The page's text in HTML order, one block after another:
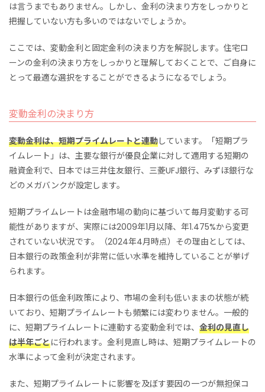
は言うまでもありません。しかし、金利の決まり方をしっかりと
把握していない方も多いのではないでしょうか。
ここでは、変動金利と固定金利の決まり方を解説します。住宅ロ
ーンの金利の決まり方をしっかりと理解しておくことで、ご自身に
とって最適な選択をすることができるようになるでしょう。
変動金利の決まり方
変動金利は、短期プライムレートと連動しています。「短期プラ
イムレート」は、主要な銀行が優良企業に対して適用する短期の
融資金利で、日本では三井住友銀行、三菱UFJ銀行、みずほ銀行な
どのメガバンクが設定します。
短期プライムレートは金融市場の動向に基づいて毎月変動する可
能性がありますが、実際には2009年1月以降、年1.475%から変更
されていない状況です。（2024年4月時点）その理由としては、
日本銀行の政策金利が非常に低い水準を維持していることが挙げ
られます。
日本銀行の低金利政策により、市場の金利も低いままの状態が続
いており、短期プライムレートも頻繁には変わりません。一般的
に、短期プライムレートに連動する変動金利では、 金利の見直し
は半年ごとに行われます。金利見直し時は、 短期プライムレートの
水準によって金利が決定されます。
また、短期プライムレートに影響を及ぼす要因の一つが無担保コ